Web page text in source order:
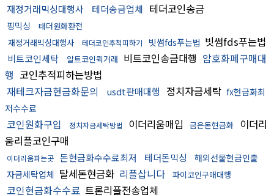
재정거래믹싱대행사
테더송금업체 테더코인송금
핑믹싱
태더원화환전
재정거래믹싱대행사
테더코인추척피하기 빗썸fds푸는법 빗썸fds푸는법
비트코인세탁 알트코인퀵거래 비트코인송금대행 암호화폐구매대
행 코인추적피하는방법
재테크자금현금화문의
usdt판매대행 정치자금세탁 fx현금화최
저수수료
코인원화구입 정치자금세탁방법 이더리움매입 금은돈현금화 이더리
움리플코인구매
이더리움파는곳 돈현금화수수료최저 테더돈믹싱
해외선물현금인출
자금세탁업체 탈세돈현금화 리플삽니다 파이코인구매대행
코인현금화수수료 트론리플전송업체